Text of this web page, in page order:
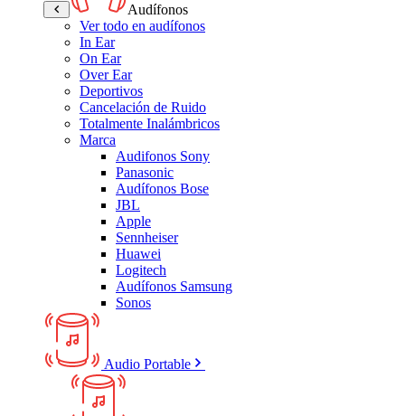
Audífonos
Ver todo en audífonos
In Ear
On Ear
Over Ear
Deportivos
Cancelación de Ruido
Totalmente Inalámbricos
Marca
Audifonos Sony
Panasonic
Audífonos Bose
JBL
Apple
Sennheiser
Huawei
Logitech
Audífonos Samsung
Sonos
Audio Portable